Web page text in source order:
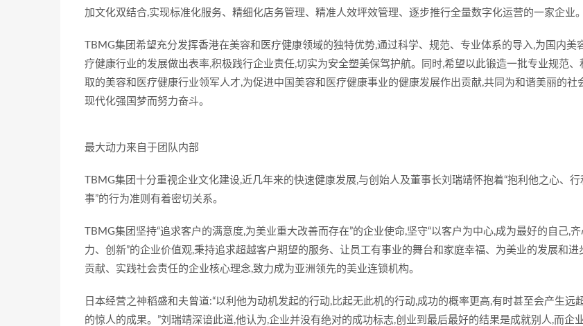
加文化双结合,实现标准化服务、精细化店务管理、精准人效坪效管理、逐步推行全量数字化运营的一家企业。
TBMG集团希望充分发挥香港在美容和医疗健康领域的独特优势,通过科学、规范、专业体系的导入,为国内美
疗健康行业的发展做出表率,积极践行企业责任,切实为安全塑美保驾护航。同时,希望以此锻造一批专业规范、
取的美容和医疗健康行业领军人才,为促进中国美容和医疗健康事业的健康发展作出贡献,共同为和谐美丽的社
现代化强国梦而努力奋斗。
最大动力来自于团队内部
TBMG集团十分重视企业文化建设,近几年来的快速健康发展,与创始人及董事长刘瑞靖怀抱着“抱利他之心、行
事”的行为准则有着密切关系。
TBMG集团坚持“追求客户的满意度,为美业重大改善而存在”的企业使命,坚守“以客户为中心,成为最好的自己,
力、创新”的企业价值观,秉持追求超越客户期望的服务、让员工有事业的舞台和家庭幸福、为美业的发展和进
贡献、实践社会责任的企业核心理念,致力成为亚洲领先的美业连锁机构。
日本经营之神稻盛和夫曾道:“以利他为动机发起的行动,比起无此机的行动,成功的概率更高,有时甚至会产生远
的惊人的成果。”刘瑞靖深谙此道,他认为,企业并没有绝对的成功标志,创业到最后最好的结果是成就别人,而企